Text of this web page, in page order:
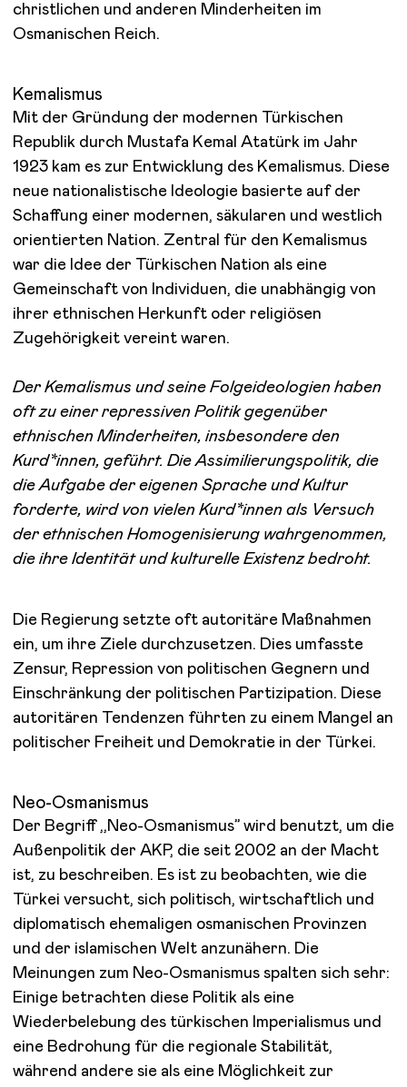
christlichen und anderen Minderheiten im
Osmanischen Reich.
Kemalismus
Mit der Gründung der modernen Türkischen
Republik durch Mustafa Kemal Atatürk im Jahr
1923 kam es zur Entwicklung des Kemalismus. Diese
neue nationalistische Ideologie basierte auf der
Schaffung einer modernen, säkularen und westlich
orientierten Nation. Zentral für den Kemalismus
war die Idee der Türkischen Nation als eine
Gemeinschaft von Individuen, die unabhängig von
ihrer ethnischen Herkunft oder religiösen
Zugehörigkeit vereint waren.
Der Kemalismus und seine Folgeideologien haben
oft zu einer repressiven Politik gegenüber
ethnischen Minderheiten, insbesondere den
Kurd*innen, geführt. Die Assimilierungspolitik, die
die Aufgabe der eigenen Sprache und Kultur
forderte, wird von vielen Kurd*innen als Versuch
der ethnischen Homogenisierung wahrgenommen,
die ihre Identität und kulturelle Existenz bedroht.
Die Regierung setzte oft autoritäre Maßnahmen
ein, um ihre Ziele durchzusetzen. Dies umfasste
Zensur, Repression von politischen Gegnern und
Einschränkung der politischen Partizipation. Diese
autoritären Tendenzen führten zu einem Mangel an
politischer Freiheit und Demokratie in der Türkei.
Neo-Osmanismus
Der Begriff ,,Neo-Osmanismus’’ wird benutzt, um die
Außenpolitik der AKP, die seit 2002 an der Macht
ist, zu beschreiben. Es ist zu beobachten, wie die
Türkei versucht, sich politisch, wirtschaftlich und
diplomatisch ehemaligen osmanischen Provinzen
und der islamischen Welt anzunähern. Die
Meinungen zum Neo-Osmanismus spalten sich sehr:
Einige betrachten diese Politik als eine
Wiederbelebung des türkischen Imperialismus und
eine Bedrohung für die regionale Stabilität,
während andere sie als eine Möglichkeit zur